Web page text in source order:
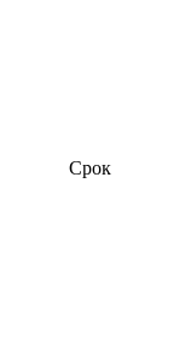
Срок